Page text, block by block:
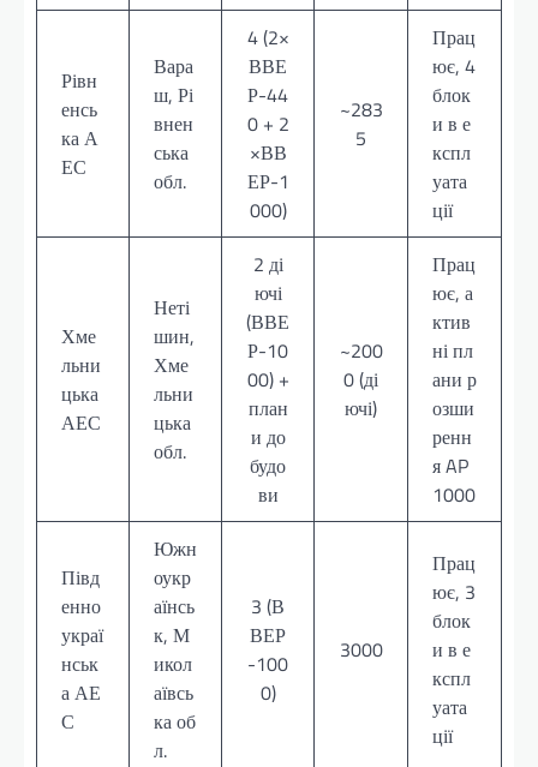
Рівн
енсь
ка А
ЕС
Вара
ш, Рі
внен
ська
обл.
4 (2×
ВВЕ
Р-44
0 + 2
×ВВ
ЕР-1
000)
~283
5
Прац
ює, 4
блок
и в е
кспл
уата
ції
Хме
льни
цька
АЕС
Неті
шин,
Хме
льни
цька
обл.
2 ді
ючі
(ВВЕ
Р-10
00) +
план
и до
будо
ви
~200
0 (ді
ючі)
Прац
ює, а
ктив
ні пл
ани р
озши
ренн
я AP
1000
Півд
енно
украї
нськ
а АЕ
С
Южн
оукр
аїнсь
к, М
икол
аївсь
ка об
л.
3 (В
ВЕР
-100
0)
3000
Прац
ює, 3
блок
и в е
кспл
уата
ції